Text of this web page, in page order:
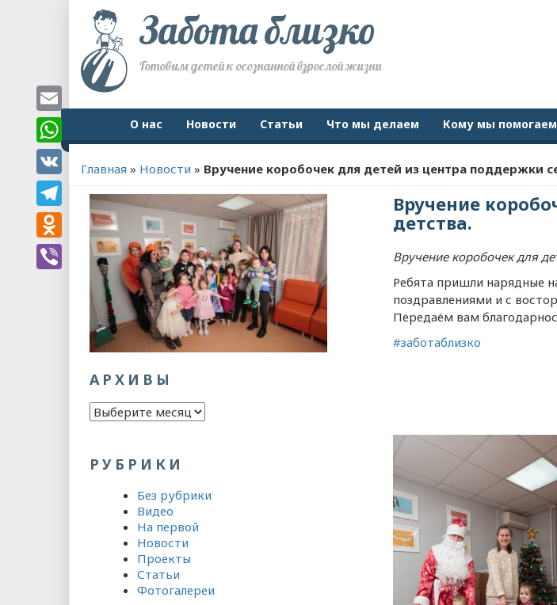
Забота близко
Готовим детей к осознанной взрослой жизни
О нас Новости Статьи Что мы делаем Кому мы помогаем
Главная » Новости » Вручение коробочек для детей из центра поддержки
Вручение
детства.
Вручение коробочек для
Ребята пришли нарядные
поздравлениями и с
Передаём вам
#заботаблизко
АРХИВЫ
Архивы
РУБРИКИ
Без рубрики
Видео
На первой
Новости
Проекты
Статьи
Фотогалереи
Email
WhatsApp
VK
Telegram
Odnoklassniki